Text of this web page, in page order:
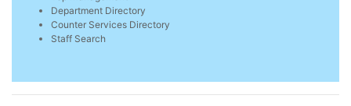
Department Directory
Counter Services Directory
Staff Search